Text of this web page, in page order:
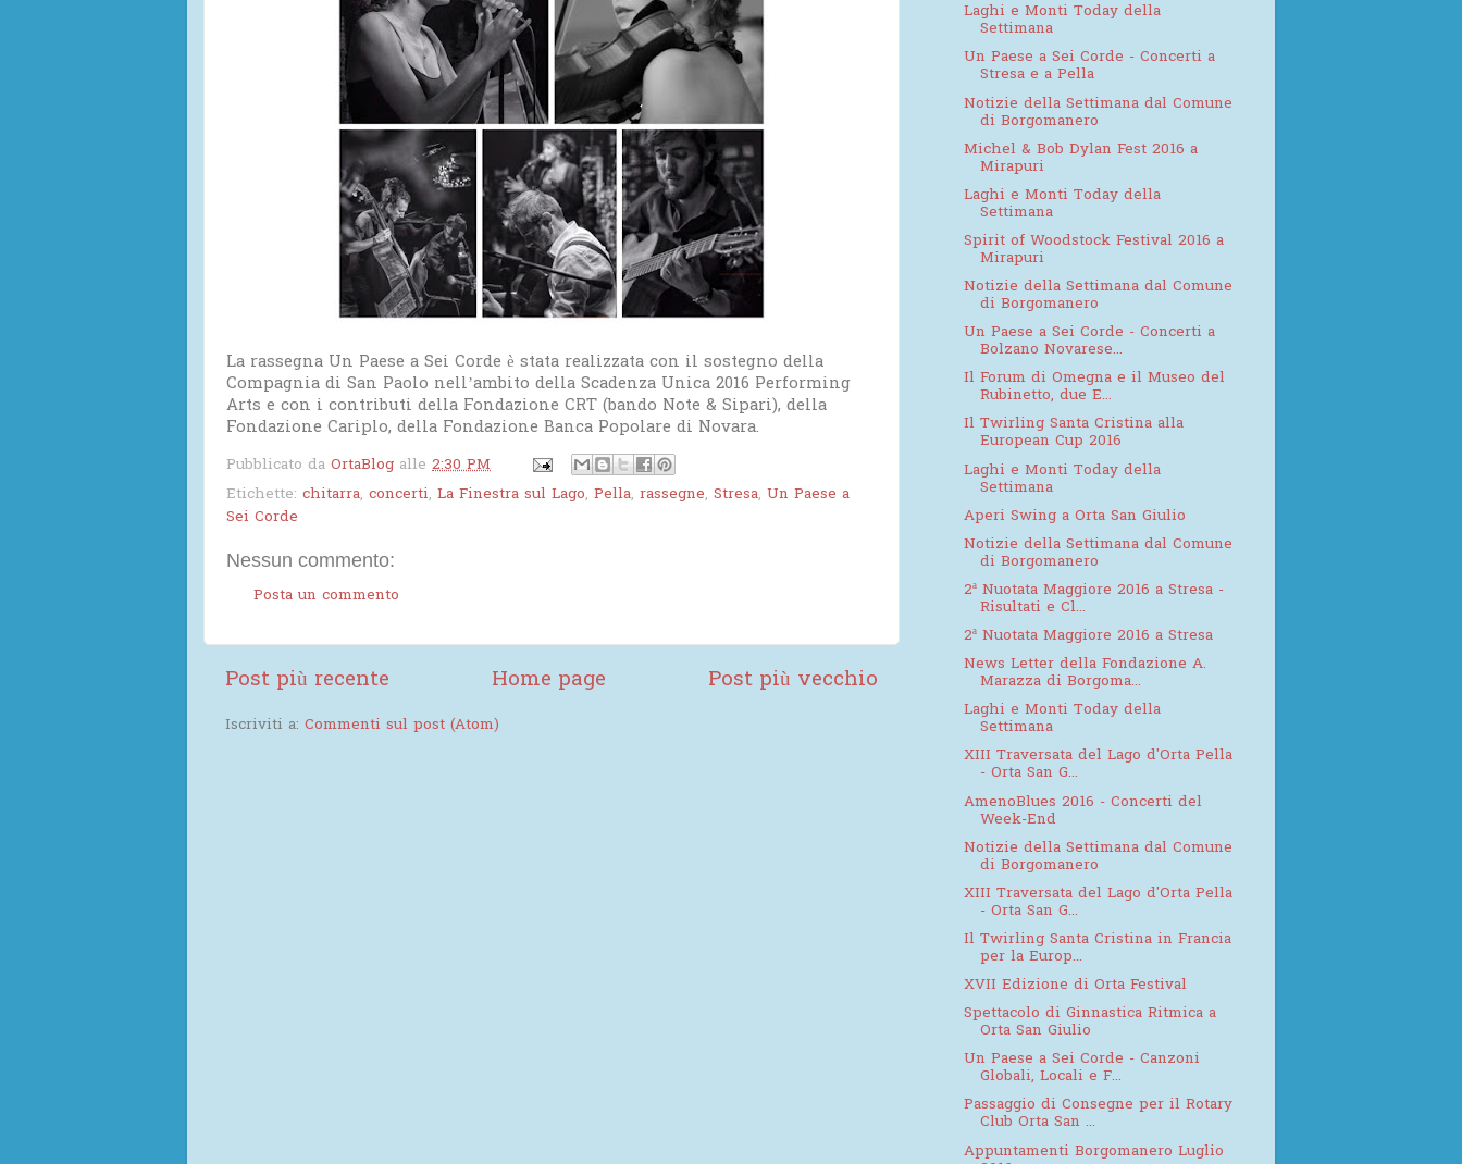
La rassegna Un Paese a Sei Corde è stata realizzata con il sostegno della
Compagnia di San Paolo nell’ambito della Scadenza Unica 2016 Performing
Arts e con i contributi della Fondazione CRT (bando Note & Sipari), della
Fondazione Cariplo, della Fondazione Banca Popolare di Novara.
Pubblicato da OrtaBlog alle 2:30 PM
Etichette: chitarra, concerti, La Finestra sul Lago, Pella, rassegne, Stresa, Un Paese a
Sei Corde
Nessun commento:
Posta un commento
Post più recente Post più vecchio
Home page
Iscriviti a: Commenti sul post (Atom)
Laghi e Monti Today della
Settimana
Un Paese a Sei Corde - Concerti a
Stresa e a Pella
Notizie della Settimana dal Comune
di Borgomanero
Michel & Bob Dylan Fest 2016 a
Mirapuri
Laghi e Monti Today della
Settimana
Spirit of Woodstock Festival 2016 a
Mirapuri
Notizie della Settimana dal Comune
di Borgomanero
Un Paese a Sei Corde - Concerti a
Bolzano Novarese...
Il Forum di Omegna e il Museo del
Rubinetto, due E...
Il Twirling Santa Cristina alla
European Cup 2016
Laghi e Monti Today della
Settimana
Aperi Swing a Orta San Giulio
Notizie della Settimana dal Comune
di Borgomanero
2ª Nuotata Maggiore 2016 a Stresa -
Risultati e Cl...
2ª Nuotata Maggiore 2016 a Stresa
News Letter della Fondazione A.
Marazza di Borgoma...
Laghi e Monti Today della
Settimana
XIII Traversata del Lago d'Orta Pella
- Orta San G...
AmenoBlues 2016 - Concerti del
Week-End
Notizie della Settimana dal Comune
di Borgomanero
XIII Traversata del Lago d'Orta Pella
- Orta San G...
Il Twirling Santa Cristina in Francia
per la Europ...
XVII Edizione di Orta Festival
Spettacolo di Ginnastica Ritmica a
Orta San Giulio
Un Paese a Sei Corde - Canzoni
Globali, Locali e F...
Passaggio di Consegne per il Rotary
Club Orta San ...
Appuntamenti Borgomanero Luglio